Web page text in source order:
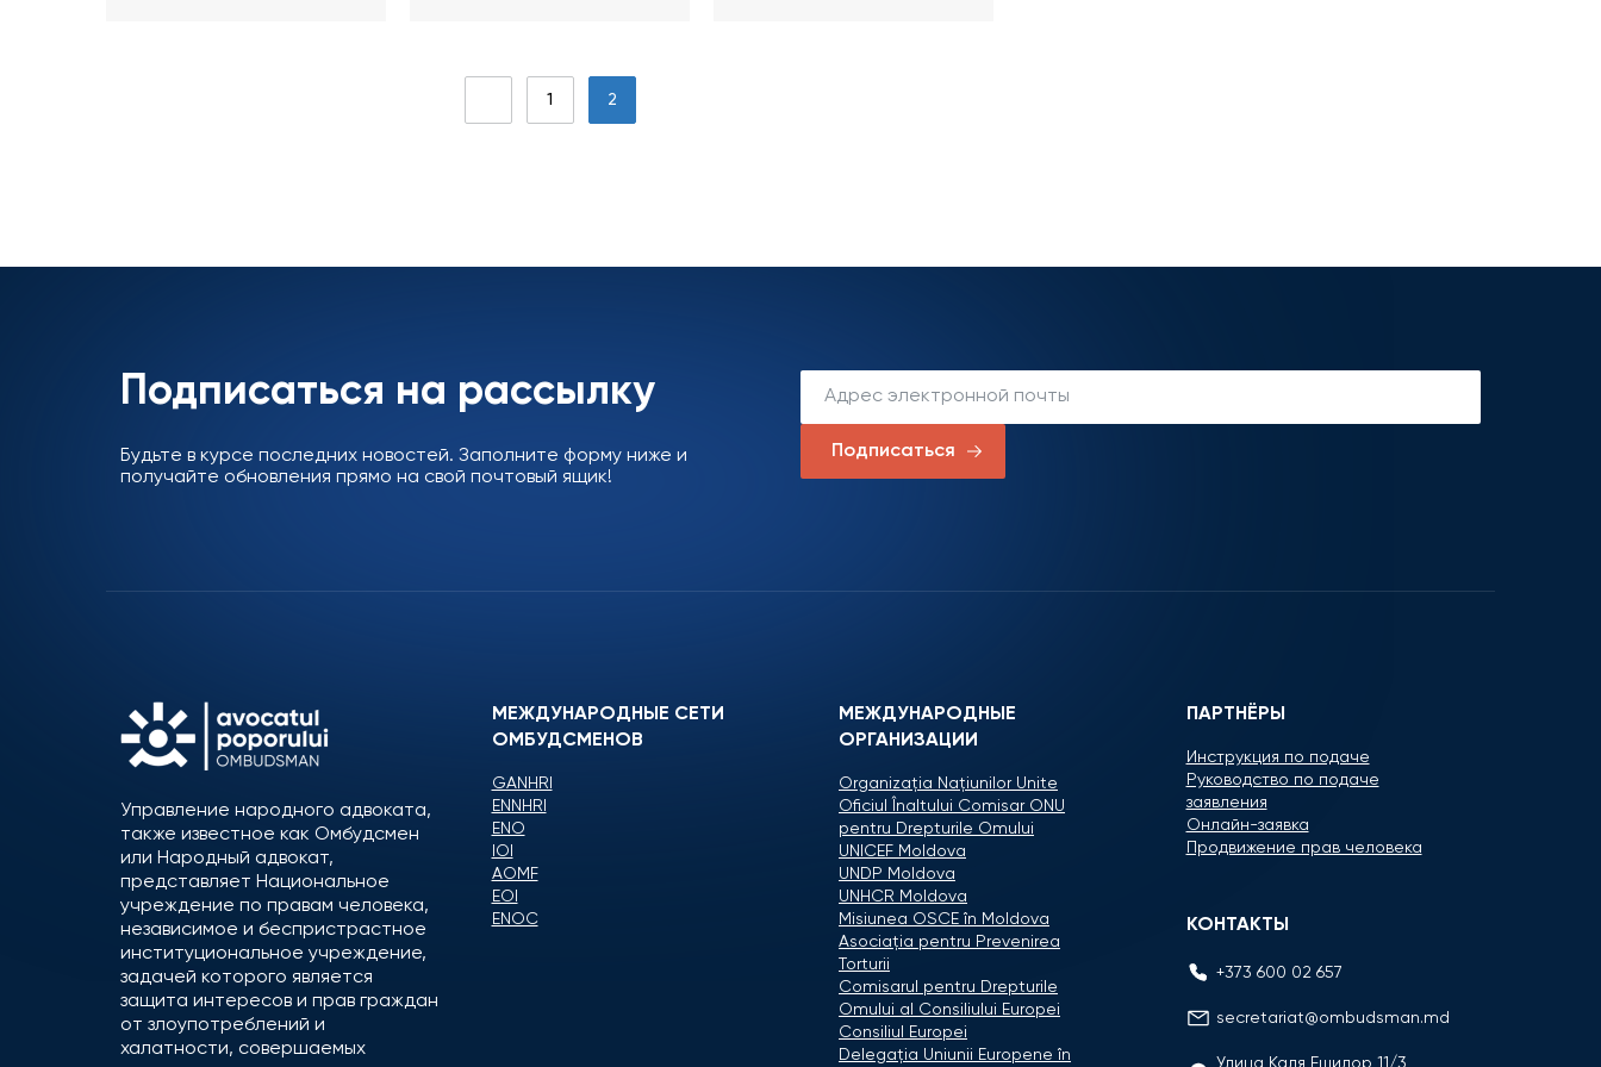
1 2
Подписаться на рассылку
Будьте в курсе последних новостей. Заполните форму ниже и
получайте обновления прямо на свой почтовый ящик!
Подписаться
Управление народного адвоката,
также известное как Омбудсмен
или Народный адвокат,
представляет Национальное
учреждение по правам человека,
независимое и беспристрастное
институциональное учреждение,
задачей которого является
защита интересов и прав граждан
от злоупотреблений и
халатности, совершаемых
МЕЖДУНАРОДНЫЕ СЕТИ
ОМБУДСМЕНОВ
GANHRI
ENNHRI
ENO
IOI
AOMF
EOI
ENOC
МЕЖДУНАРОДНЫЕ
ОРГАНИЗАЦИИ
Organizaţia Naţiunilor Unite
Oficiul Înaltului Comisar ONU
pentru Drepturile Omului
UNICEF Moldova
UNDP Moldova
UNHCR Moldova
Misiunea OSCE în Moldova
Asociaţia pentru Prevenirea
Torturii
Comisarul pentru Drepturile
Omului al Consiliului Europei
Consiliul Europei
Delegaţia Uniunii Europene în
ПАРТНЁРЫ
Инструкция по подаче
Руководство по подаче
заявления
Онлайн-заявка
Продвижение прав человека
КОНТАКТЫ
+373 600 02 657
secretariat@ombudsman.md
Улица Каля Ешилор 11/3,